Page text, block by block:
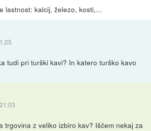
lastnost: kalcij, železo, kosti,...
tudi pri turški kavi? In katero turško kavo
trgovina z veliko izbiro kav? Iščem nekaj za